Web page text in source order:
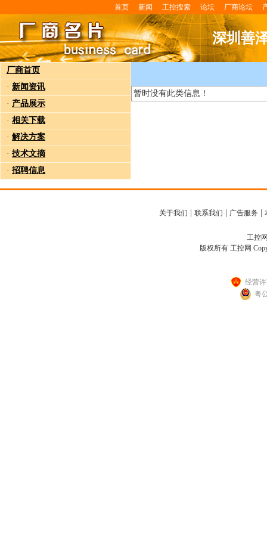
首页 新闻 工控搜索 论坛 厂商论坛
深圳善
厂商首页
· 新闻资讯
· 产品展示
· 相关下载
· 解决方案
· 技术文摘
· 招聘信息
暂时没有此类信息！
关于我们 联系我们 广告服务
工控
版权所有 工控网
经营
粤